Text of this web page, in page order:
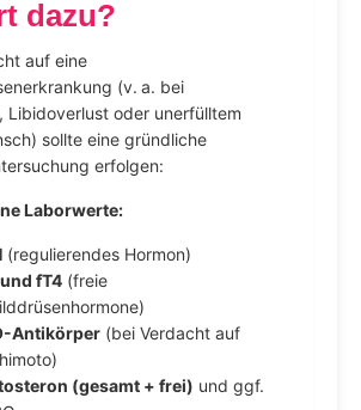
dazu?
auf eine
(v. a. bei
Libidoverlust oder unerfülltem
sollte eine gründliche
erfolgen:
Laborwerte:
(regulierendes Hormon)
fT4 (freie
Antikörper (bei Verdacht auf
(gesamt + frei) und ggf.